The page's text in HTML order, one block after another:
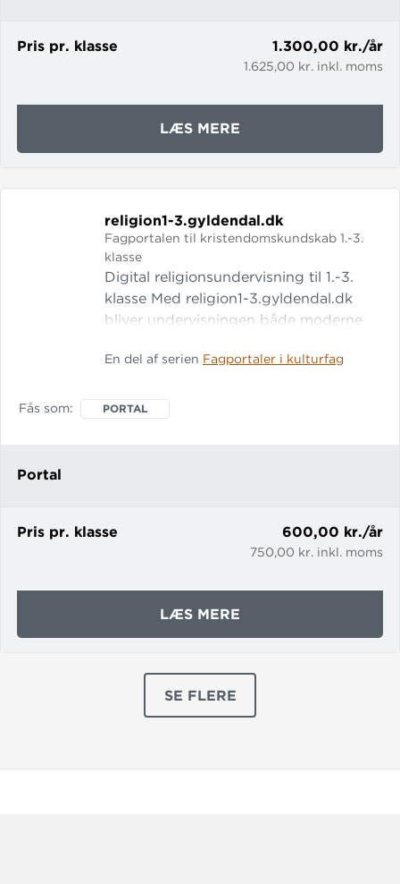
Pris pr. klasse 1.300,00 kr./år
1.625,00 kr. inkl. moms
LÆS MERE
ENGELSK4-
religion1-3.gyldendal.dk
Fagportalen til kristendomskundskab 1.-3.
klasse
Digital religionsundervisning til 1.-3.
klasse Med religion1-3.gyldendal.dk
bliver undervisningen både moderne
favner hele faget i indskolingen og
det religionsfaglige indhold. Indhold
En del af serien Fagportaler i kulturfag
Fås som PORTAL
Portal
Pris pr. klasse 600,00 kr./år
750,00 kr. inkl. moms
LÆS MERE
RELIGION1-
SE FLERE
PRODUKTER